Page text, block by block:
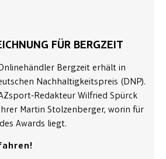
FÜR BERGZEIT
Bergzeit erhält in
Nachhaltigkeitspreis (DNP).
Redakteur Wilfried Spürck
Martin Stolzenberger, worin für
Awards liegt.